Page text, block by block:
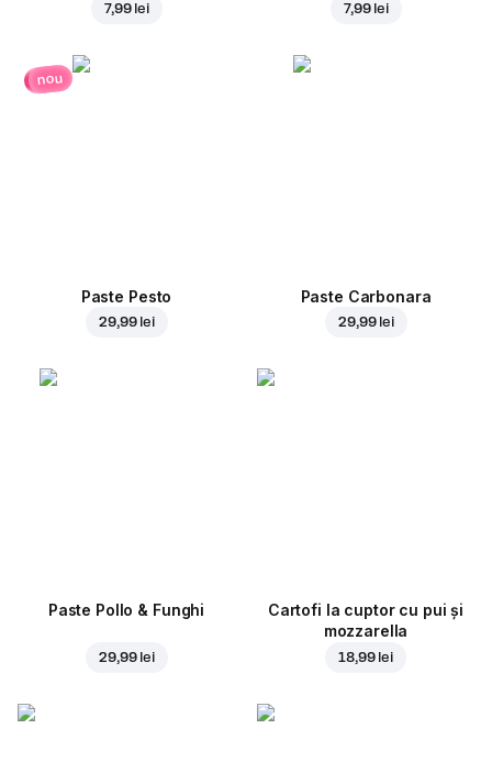
7,99 lei 7,99 lei
nou
Paste Pesto
29,99 lei
Paste Carbonara
29,99 lei
Paste Pollo & Funghi
29,99 lei
Cartofi la cuptor cu pui și
mozzarella
18,99 lei